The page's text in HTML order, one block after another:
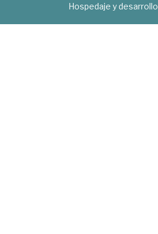
Hospedaje y desarrollo